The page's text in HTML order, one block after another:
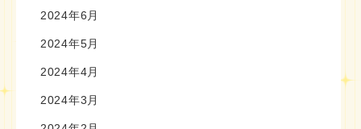
2024年6月
2024年5月
2024年4月
2024年3月